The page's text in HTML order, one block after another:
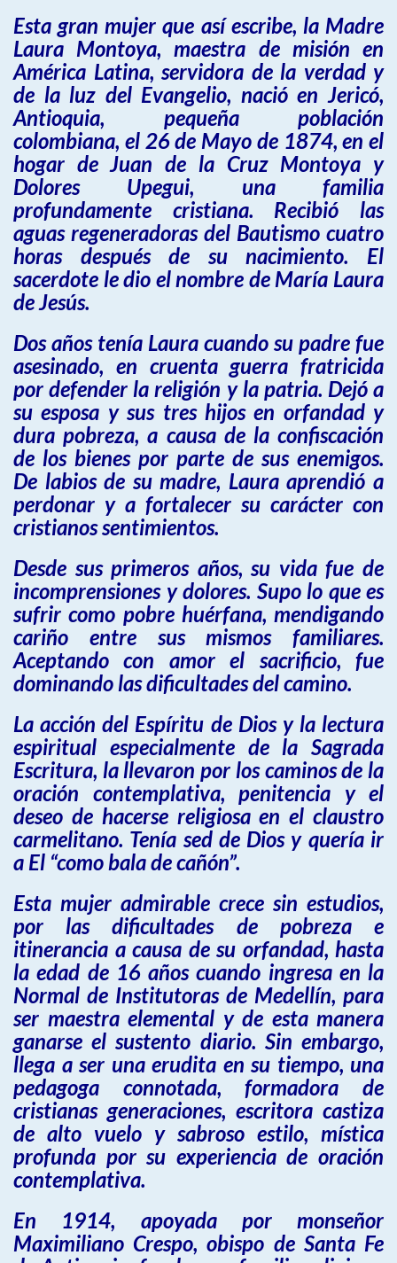
Esta gran mujer que así escribe, la Madre
Laura Montoya, maestra de misión en
América Latina, servidora de la verdad y
de la luz del Evangelio, nació en Jericó,
Antioquia, pequeña población
colombiana, el 26 de Mayo de 1874, en el
hogar de Juan de la Cruz Montoya y
Dolores Upegui, una familia
profundamente cristiana. Recibió las
aguas regeneradoras del Bautismo cuatro
horas después de su nacimiento. El
sacerdote le dio el nombre de María Laura
de Jesús.
Dos años tenía Laura cuando su padre fue
asesinado, en cruenta guerra fratricida
por defender la religión y la patria. Dejó a
su esposa y sus tres hijos en orfandad y
dura pobreza, a causa de la confiscación
de los bienes por parte de sus enemigos.
De labios de su madre, Laura aprendió a
perdonar y a fortalecer su carácter con
cristianos sentimientos.
Desde sus primeros años, su vida fue de
incomprensiones y dolores. Supo lo que es
sufrir como pobre huérfana, mendigando
cariño entre sus mismos familiares.
Aceptando con amor el sacrificio, fue
dominando las dificultades del camino.
La acción del Espíritu de Dios y la lectura
espiritual especialmente de la Sagrada
Escritura, la llevaron por los caminos de la
oración contemplativa, penitencia y el
deseo de hacerse religiosa en el claustro
carmelitano. Tenía sed de Dios y quería ir
a El “como bala de cañón”.
Esta mujer admirable crece sin estudios,
por las dificultades de pobreza e
itinerancia a causa de su orfandad, hasta
la edad de 16 años cuando ingresa en la
Normal de Institutoras de Medellín, para
ser maestra elemental y de esta manera
ganarse el sustento diario. Sin embargo,
llega a ser una erudita en su tiempo, una
pedagoga connotada, formadora de
cristianas generaciones, escritora castiza
de alto vuelo y sabroso estilo, mística
profunda por su experiencia de oración
contemplativa.
En 1914, apoyada por monseñor
Maximiliano Crespo, obispo de Santa Fe